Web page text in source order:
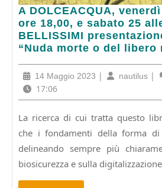
A DOLCEACQUA,
ore 18,00, e sabato 25
BELLISSIMI
“Nuda morte o del libero
A
DOLCEACQUA,
venerdì
24
alle
ore
18,00,
sabato
25
alle
18,00
BELLISSIMI
14 Maggio 2023 14
2023
| nautilus |
17:06
La ricerca di cui tratta questo
che i fondamenti della forma
delineando sempre più
biosicurezza e sulla digitalizzazione